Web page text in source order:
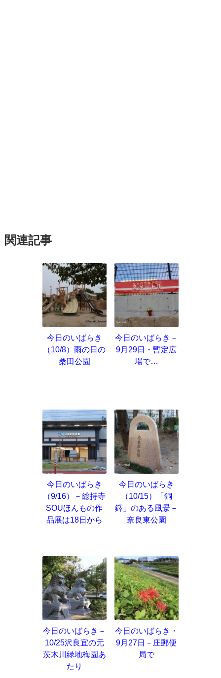
関連記事
今日のいばらき
（10/8）雨の日の
桑田公園
今日のいばらき－
9月29日・暫定広
場で…
今日のいばらき
（9/16）－総持寺
SOUほんもの作
品展は18日から
今日のいばらき
（10/15）「銅
鐸」のある風景－
奈良東公園
今日のいばらき－
10/25沢良宜の元
茨木川緑地梅園あ
たり
今日のいばらき・
9月27日－庄郵便
局で